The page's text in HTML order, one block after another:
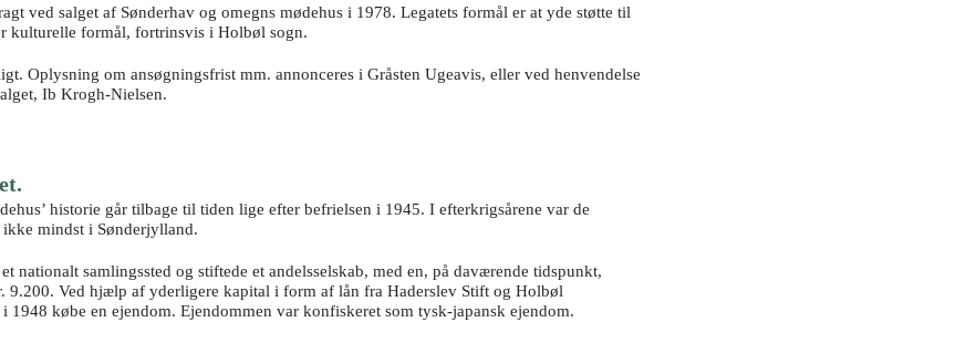
ved salget af Sønderhav og omegns mødehus i 1978. Legatets formål er at yde støtte til
kulturelle formål, fortrinsvis i Holbøl sogn.
Oplysning om ansøgningsfrist mm. annonceres i Gråsten Ugeavis, eller ved henvendelse
Ib Krogh-Nielsen.
historie går tilbage til tiden lige efter befrielsen i 1945. I efterkrigsårene var de
mindst i Sønderjylland.
nationalt samlingssted og stiftede et andelsselskab, med en, på daværende tidspunkt,
9.200. Ved hjælp af yderligere kapital i form af lån fra Haderslev Stift og Holbøl
1948 købe en ejendom. Ejendommen var konfiskeret som tysk-japansk ejendom.